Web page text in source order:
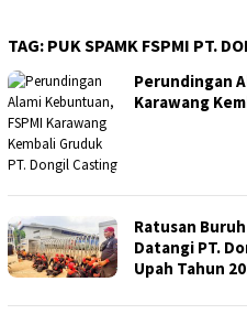
TAG: PUK SPAMK FSPMI PT.
Perundingan
Karawang
Ratusan
Datangi PT.
Upah Tahun